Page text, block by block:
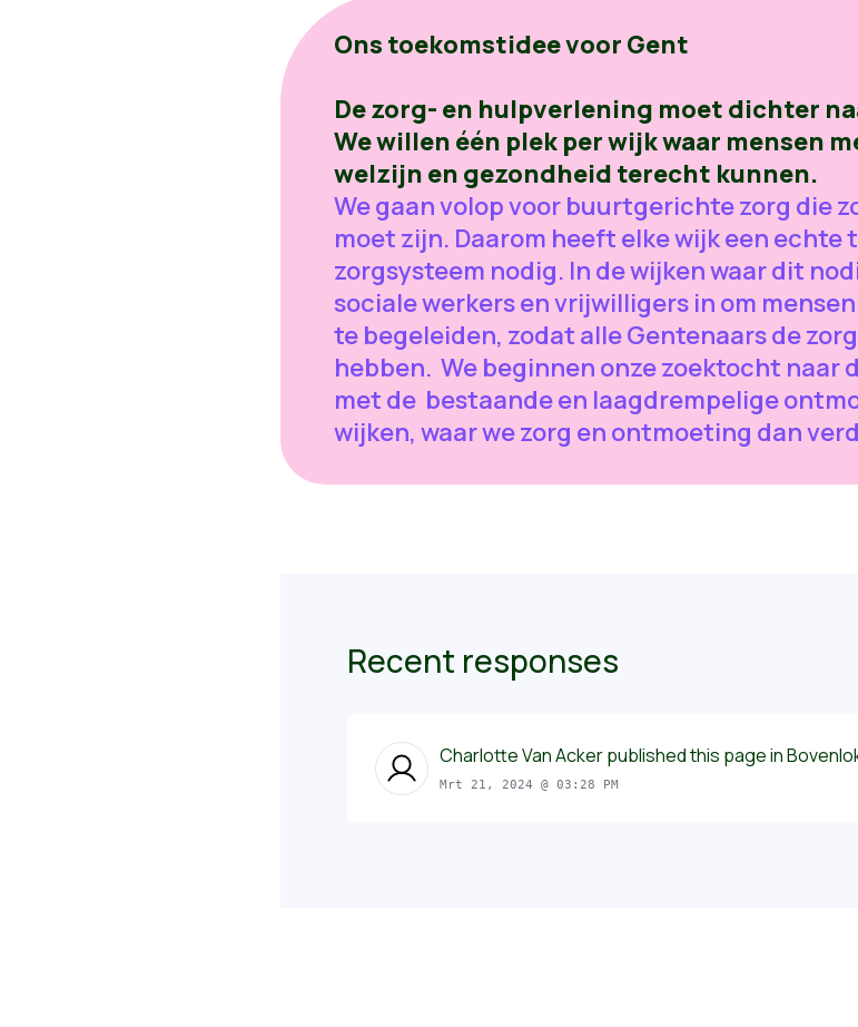
Ons toekomstidee voor Gent
De zorg- en hulpverlening moet dichter
We willen één plek per wijk waar mensen
welzijn en gezondheid terecht kunnen.
We gaan volop voor buurtgerichte zorg die
moet zijn. Daarom heeft elke wijk een
zorgsysteem nodig. In de wijken waar dit
sociale werkers en vrijwilligers in om
te begeleiden, zodat alle Gentenaars de
hebben. We beginnen onze zoektocht naar
met de bestaande en laagdrempelige
wijken, waar we zorg en ontmoeting dan
Recent responses
Charlotte Van Ackerpublished this page in
Mrt 21, 2024 @ 03:28 PM